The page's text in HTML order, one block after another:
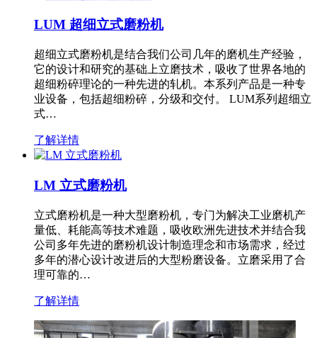
LUM 超细立式磨粉机
超细立式磨粉机是结合我们公司几年的磨机生产经验，
它的设计和研究的基础上立磨技术，吸收了世界各地的
超细粉碎理论的一种先进的轧机。本系列产品是一种专
业设备，包括超细粉碎，分级和交付。 LUM系列超细立
式…
了解详情
LM 立式磨粉机
立式磨粉机是一种大型磨粉机，专门为解决工业磨机产
量低、耗能高等技术难题，吸收欧洲先进技术并结合我
公司多年先进的磨粉机设计制造理念和市场需求，经过
多年的潜心设计改进后的大型粉磨设备。立磨采用了合
理可靠的…
了解详情